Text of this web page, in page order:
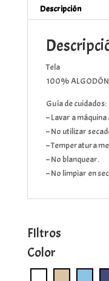
Descripción
Tela
100% ALGODÓN
Guía de cuidados:
– Lavar a máquina
– No utilizar
– Temperatura
– No blanquear.
– No limpiar en
FIltros
Color